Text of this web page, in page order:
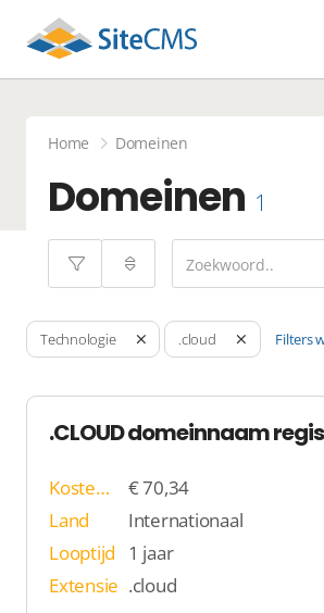
Home Domeinen
Domeinen 1
Technologie .cloud Filters
.CLOUD domeinnaam
Kosten p/j
€ 70,34
Land
Internationaal
Looptijd
1 jaar
Extensie .cloud